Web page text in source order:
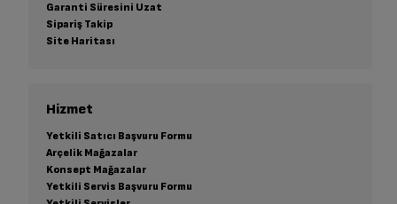
Garanti Süresini Uzat
Sipariş Takip
Site Haritası
Hizmet
Yetkili Satıcı Başvuru Formu
Arçelik Mağazalar
Konsept Mağazalar
Yetkili Servis Başvuru Formu